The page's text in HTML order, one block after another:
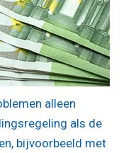
alleen
als de
bijvoorbeeld met